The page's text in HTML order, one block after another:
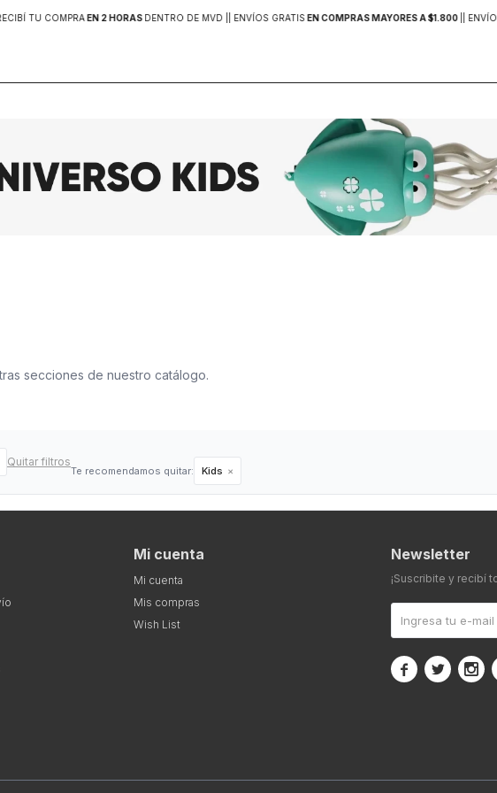
TU COMPRAEN 2 HORASDENTRO DE MVD | | ENVÍOS GRATISEN COMPRAS MAYORES A $1.800| |
secciones de nuestro catálogo.
Quitar filtros
Te recomendamos quitar: Kids
Mi cuenta
Mi cuenta
Mis compras
Wish List
Newsletter
¡Suscribite y recibí
  